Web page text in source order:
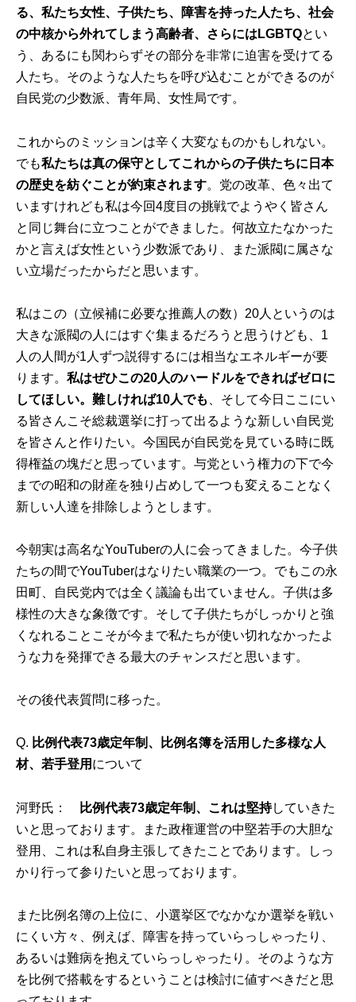
る、私たち女性、子供たち、障害を持った人たち、社会
の中核から外れてしまう高齢者、さらにはLGBTQとい
う、あるにも関わらずその部分を非常に迫害を受けてる
人たち。そのような人たちを呼び込むことができるのが
自民党の少数派、青年局、女性局です。
これからのミッションは辛く大変なものかもしれない。
でも私たちは真の保守としてこれからの子供たちに日本
の歴史を紡ぐことが約束されます。党の改革、色々出て
いますけれども私は今回4度目の挑戦でようやく皆さん
と同じ舞台に立つことができました。何故立たなかった
かと言えば女性という少数派であり、また派閥に属さな
い立場だったからだと思います。
私はこの（立候補に必要な推薦人の数）20人というのは
大きな派閥の人にはすぐ集まるだろうと思うけども、1
人の人間が1人ずつ説得するには相当なエネルギーが要
ります。私はぜひこの20人のハードルをできればゼロに
してほしい。難しければ10人でも
、そして今日ここにい
る皆さんこそ総裁選挙に打って出るような新しい自民党
を皆さんと作りたい。今国民が自民党を見ている時に既
得権益の塊だと思っています。与党という権力の下で今
までの昭和の財産を独り占めして一つも変えることなく
新しい人達を排除しようとします。
今朝実は高名なYouTuberの人に会ってきました。今子供
たちの間でYouTuberはなりたい職業の一つ。でもこの永
田町、自民党内では全く議論も出ていません。子供は多
様性の大きな象徴です。そして子供たちがしっかりと強
くなれることこそが今まで私たちが使い切れなかったよ
うな力を発揮できる最大のチャンスだと思います。
その後代表質問に移った。
Q. 比例代表73歳定年制、比例名簿を活用した多様な人
材、若手登用 について
河野氏： 比例代表73歳定年制、これは堅持していきた
いと思っております。また政権運営の中堅若手の大胆な
登用、これは私自身主張してきたことであります。しっ
かり行って参りたいと思っております。
また比例名簿の上位に、小選挙区でなかなか選挙を戦い
にくい方々、例えば、障害を持っていらっしゃったり、
あるいは難病を抱えていらっしゃったり。そのような方
を比例で搭載をするということは検討に値すべきだと思